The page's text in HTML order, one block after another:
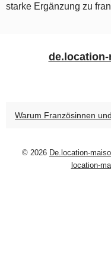
starke Ergänzung zu
Warum Französinnen
© 2026 De.location-
location-